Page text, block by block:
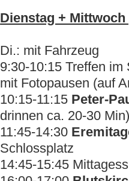
Dienstag +
Di.: mit Fahrzeug
9:30-10:15 Treffen
mit Fotopausen (auf
10:15-11:15 Peter-
drinnen ca. 20-30 Min)
11:45-14:30
Schlossplatz
14:45-15:45